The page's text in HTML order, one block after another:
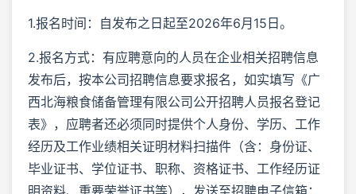
1.报名时间：自发布之日起至2026年6月15日。
2.报名方式：有应聘意向的人员在企业相关招聘信息
发布后，按本公司招聘信息要求报名，如实填写《广
西北海粮食储备管理有限公司公开招聘人员报名登记
表》，应聘者还必须同时提供个人身份、学历、工作
经历及工作业绩相关证明材料扫描件（含：身份证、
毕业证书、学位证书、职称、资格证书、工作经历证
明资料、重要荣誉证书等），发送至招聘电子信箱：